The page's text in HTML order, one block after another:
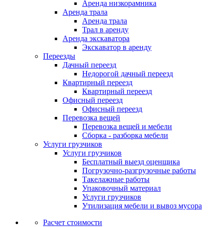
Аренда низкорамника
Аренда трала
Аренда трала
Трал в аренду
Аренда экскаватора
Экскаватор в аренду
Переезды
Дачный переезд
Недорогой дачный переезд
Квартирный переезд
Квартирный переезд
Офисный переезд
Офисный переезд
Перевозка вещей
Перевозка вещей и мебели
Сборка - разборка мебели
Услуги грузчиков
Услуги грузчиков
Бесплатный выезд оценщика
Погрузочно-разгрузочные работы
Такелажные работы
Упаковочный материал
Услуги грузчиков
Утилизация мебели и вывоз мусора
Расчет стоимости